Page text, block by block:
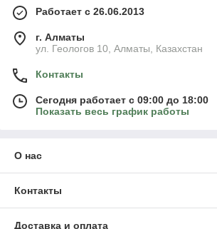
Работает с 26.06.2013
г. Алматы
ул. Геологов 10, Алматы, Казахстан
Контакты
Сегодня работает с 09:00 до 18:00
Показать весь график работы
О нас
Контакты
Доставка и оплата